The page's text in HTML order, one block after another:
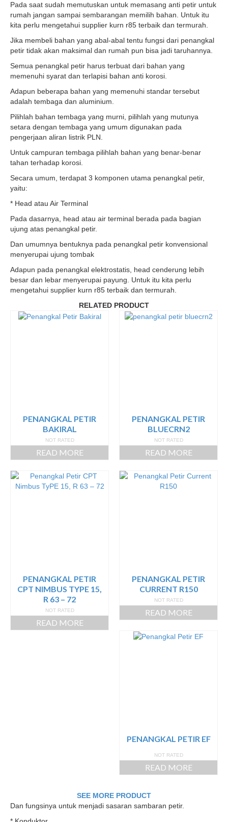
Pada saat sudah memutuskan untuk memasang anti petir untuk
rumah jangan sampai sembarangan memilih bahan. Untuk itu
kita perlu mengetahui supplier kurn r85 terbaik dan termurah.
Jika membeli bahan yang abal-abal tentu fungsi dari penangkal
petir tidak akan maksimal dan rumah pun bisa jadi taruhannya.
Semua penangkal petir harus terbuat dari bahan yang
memenuhi syarat dan terlapisi bahan anti korosi.
Adapun beberapa bahan yang memenuhi standar tersebut
adalah tembaga dan aluminium.
Pilihlah bahan tembaga yang murni, pilihlah yang mutunya
setara dengan tembaga yang umum digunakan pada
pengerjaan aliran listrik PLN.
Untuk campuran tembaga pilihlah bahan yang benar-benar
tahan terhadap korosi.
Secara umum, terdapat 3 komponen utama penangkal petir,
yaitu:
* Head atau Air Terminal
Pada dasarnya, head atau air terminal berada pada bagian
ujung atas penangkal petir.
Dan umumnya bentuknya pada penangkal petir konvensional
menyerupai ujung tombak
Adapun pada penangkal elektrostatis, head cenderung lebih
besar dan lebar menyerupai payung. Untuk itu kita perlu
mengetahui supplier kurn r85 terbaik dan termurah.
RELATED PRODUCT
PENANGKAL PETIR
BAKIRAL
NOT RATED
READ MORE
PENANGKAL PETIR
BLUECRN2
NOT RATED
READ MORE
PENANGKAL PETIR
CPT NIMBUS TYPE 15,
R 63 – 72
NOT RATED
READ MORE
PENANGKAL PETIR
CURRENT R150
NOT RATED
READ MORE
PENANGKAL PETIR EF
NOT RATED
READ MORE
SEE MORE PRODUCT
Dan fungsinya untuk menjadi sasaran sambaran petir.